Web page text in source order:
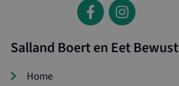
Salland Boert en Eet Bewust
Home